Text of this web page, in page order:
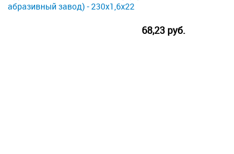
абразивный завод) - 230х1,6х22
68,23 руб.